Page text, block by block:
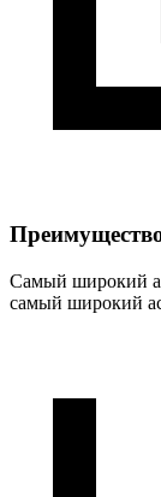
Самый широкий
самый широкий